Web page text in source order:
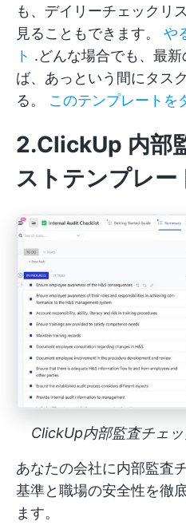
も、デイリーチェックリ
見ることもできます。 や
ト .どんな場合でも、最
ば、あっという間にタス
る。 このテンプレートを
2.ClickUp 内部
ストテンプレー
ClickUp内部監査チェ
あなたの会社に内部監査
基準と職場の安全性を徹
ます。